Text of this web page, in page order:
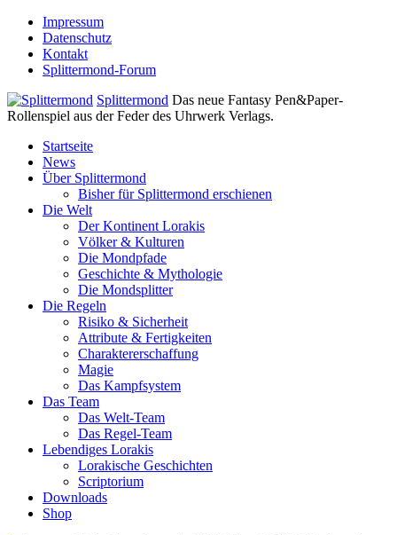
Impressum
Datenschutz
Kontakt
Splittermond-Forum
Splittermond Das neue Fantasy Pen&Paper-
Rollenspiel aus der Feder des Uhrwerk Verlags.
Startseite
News
Über Splittermond
Bisher für Splittermond erschienen
Die Welt
Der Kontinent Lorakis
Völker & Kulturen
Die Mondpfade
Geschichte & Mythologie
Die Mondsplitter
Die Regeln
Risiko & Sicherheit
Attribute & Fertigkeiten
Charaktererschaffung
Magie
Das Kampfsystem
Das Team
Das Welt-Team
Das Regel-Team
Lebendiges Lorakis
Lorakische Geschichten
Scriptorium
Downloads
Shop